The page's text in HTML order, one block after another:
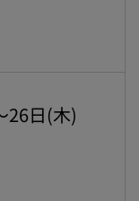
26日(木)